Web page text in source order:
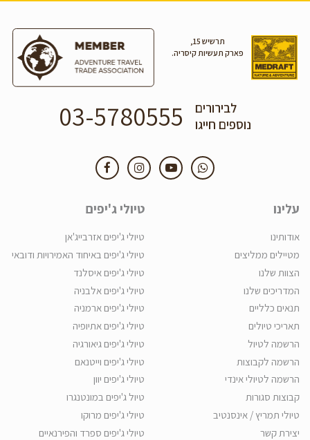
תרשיש 15,
פארק תעשיות קיסריה.
לבירורים
נוספים חייגו
03-5780555
עלינו
אודותינו
מטיילים ממליצים
הצוות שלנו
המדריכים שלנו
תנאים כלליים
תאריכי טיולים
הרשמה לטיול
הרשמה לקבוצות
הרשמה לטיולי אינדי
קבוצות סגורות
טיולי תמריץ / אינסנטיב
יצירת קשר
טיולי ג'יפים
טיולי ג'יפים אזרבייג'אן
טיולי ג'יפים באיחוד האמירויות ודובאי
טיולי ג'יפים איסלנד
טיולי ג'יפים אלבניה
טיולי ג'יפים ארמניה
טיולי ג'יפים אתיופיה
טיולי ג'יפים גיאורגיה
טיולי ג'יפים וייטנאם
טיולי ג'יפים יוון
טיול ג'יפים במונטנגרו
טיולי ג'יפים מרוקו
טיולי ג'יפים ספרד והפירנאיים